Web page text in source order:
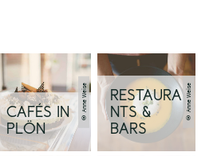
CAFÉS IN
PLÖN
© Anne Weise
RESTAURA
NTS &
BARS
© Anne Weise